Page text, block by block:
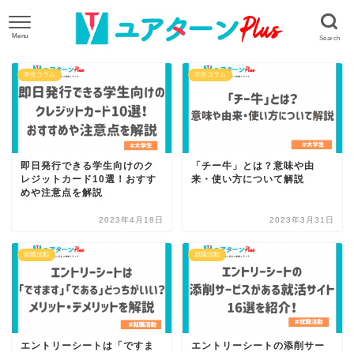
学生コラム
即日発行できる学生向けのク
レジットカード10選！おすす
めや注意点を解説
2023年4月18日
学生コラム
「チー牛」とは？意味や由
来・使い方について解説
2023年3月31日
就職活動
エントリーシートは「ですま
就職活動
エントリーシートの添削サー